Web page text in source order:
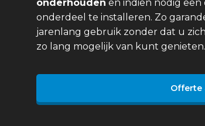
onderhouden en indien nodig
onderdeel te installeren. Zo
jarenlang gebruik zonder dat u
zo lang mogelijk van kunt genieten.
Offerte